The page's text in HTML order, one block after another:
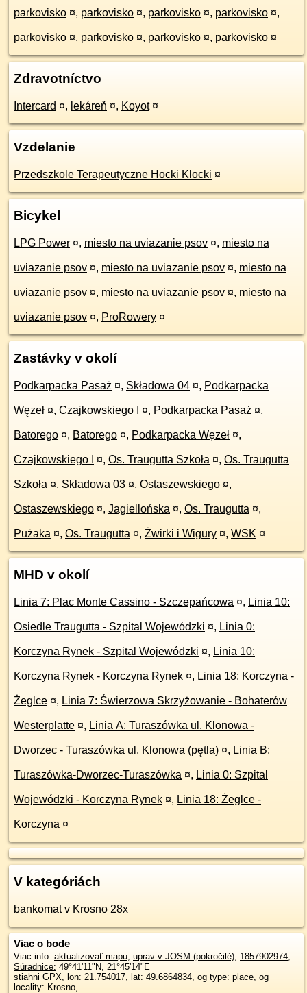
parkovisko ¤, parkovisko ¤, parkovisko ¤, parkovisko ¤,
parkovisko ¤, parkovisko ¤, parkovisko ¤, parkovisko ¤
Zdravotníctvo
Intercard ¤, lekáreň ¤, Koyot ¤
Vzdelanie
Przedszkole Terapeutyczne Hocki Klocki ¤
Bicykel
LPG Power ¤, miesto na uviazanie psov ¤, miesto na
uviazanie psov ¤, miesto na uviazanie psov ¤, miesto na
uviazanie psov ¤, miesto na uviazanie psov ¤, miesto na
uviazanie psov ¤, ProRowery ¤
Zastávky v okolí
Podkarpacka Pasaż ¤, Składowa 04 ¤, Podkarpacka
Węzeł ¤, Czajkowskiego I ¤, Podkarpacka Pasaż ¤,
Batorego ¤, Batorego ¤, Podkarpacka Węzeł ¤,
Czajkowskiego I ¤, Os. Traugutta Szkoła ¤, Os. Traugutta
Szkoła ¤, Składowa 03 ¤, Ostaszewskiego ¤,
Ostaszewskiego ¤, Jagiellońska ¤, Os. Traugutta ¤,
Pużaka ¤, Os. Traugutta ¤, Żwirki i Wigury ¤, WSK ¤
MHD v okolí
Linia 7: Plac Monte Cassino - Szczepańcowa ¤, Linia 10:
Osiedle Traugutta - Szpital Wojewódzki ¤, Linia 0:
Korczyna Rynek - Szpital Wojewódzki ¤, Linia 10:
Korczyna Rynek - Korczyna Rynek ¤, Linia 18: Korczyna -
Żeglce ¤, Linia 7: Świerzowa Skrzyżowanie - Bohaterów
Westerplatte ¤, Linia A: Turaszówka ul. Klonowa -
Dworzec - Turaszówka ul. Klonowa (pętla) ¤, Linia B:
Turaszówka-Dworzec-Turaszówka ¤, Linia 0: Szpital
Wojewódzki - Korczyna Rynek ¤, Linia 18: Żeglce -
Korczyna ¤
V kategóriách
bankomat v Krosno 28x
Viac o bode
Viac info: aktualizovať mapu, uprav v JOSM (pokročilé), 1857902974,
Súradnice: 49°41'11"N, 21°45'14"E
stiahni GPX, lon: 21.754017, lat: 49.6864834, og type: place, og
locality: Krosno,